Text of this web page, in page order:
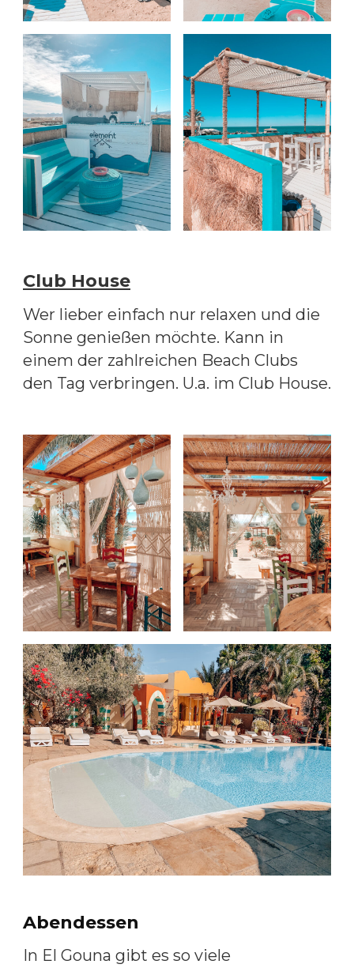
Club House
Wer lieber einfach nur relaxen und die
Sonne genießen möchte. Kann in
einem der zahlreichen Beach Clubs
den Tag verbringen. U.a. im Club House.
Abendessen
In El Gouna gibt es so viele